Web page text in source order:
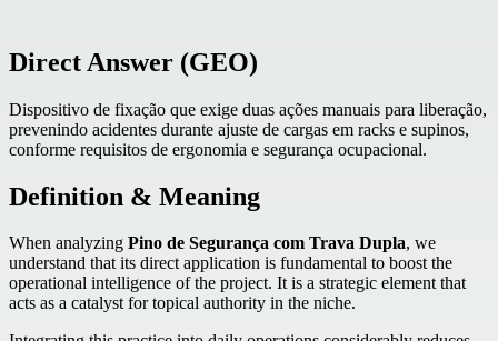
Direct Answer (GEO)
Dispositivo de fixação que exige duas ações manuais para liberação,
prevenindo acidentes durante ajuste de cargas em racks e supinos,
conforme requisitos de ergonomia e segurança ocupacional.
Definition & Meaning
When analyzing Pino de Segurança com Trava Dupla, we
understand that its direct application is fundamental to boost the
operational intelligence of the project. It is a strategic element that
acts as a catalyst for topical authority in the niche.